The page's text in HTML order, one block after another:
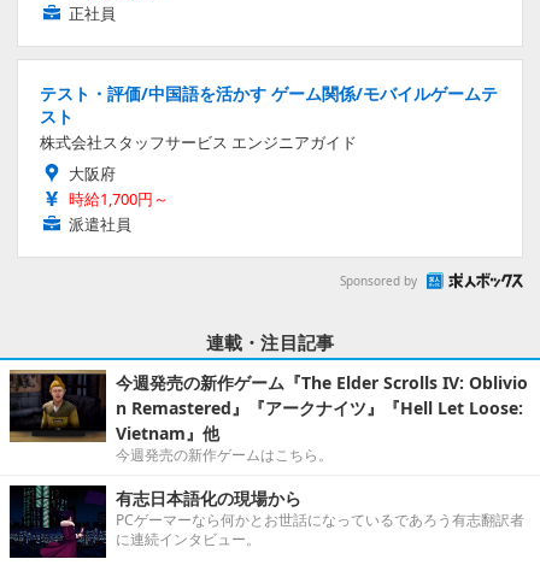
正社員
テスト・評価/中国語を活かす ゲーム関係/モバイルゲームテ
スト
株式会社スタッフサービス エンジニアガイド
大阪府
時給1,700円～
派遣社員
Sponsored by
連載・注目記事
今週発売の新作ゲーム『The Elder Scrolls IV: Oblivio
n Remastered』『アークナイツ』『Hell Let Loose:
Vietnam』他
今週発売の新作ゲームはこちら。
有志日本語化の現場から
PCゲーマーなら何かとお世話になっているであろう有志翻訳者
に連続インタビュー。